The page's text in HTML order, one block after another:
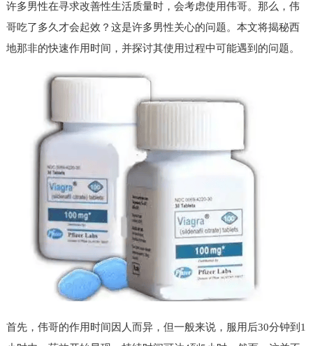
许多男性在寻求改善性生活质量时，会考虑使用伟哥。那么，伟
哥吃了多久才会起效？这是许多男性关心的问题。本文将揭秘西
地那非的快速作用时间，并探讨其使用过程中可能遇到的问题。
首先，伟哥的作用时间因人而异，但一般来说，服用后30分钟到1